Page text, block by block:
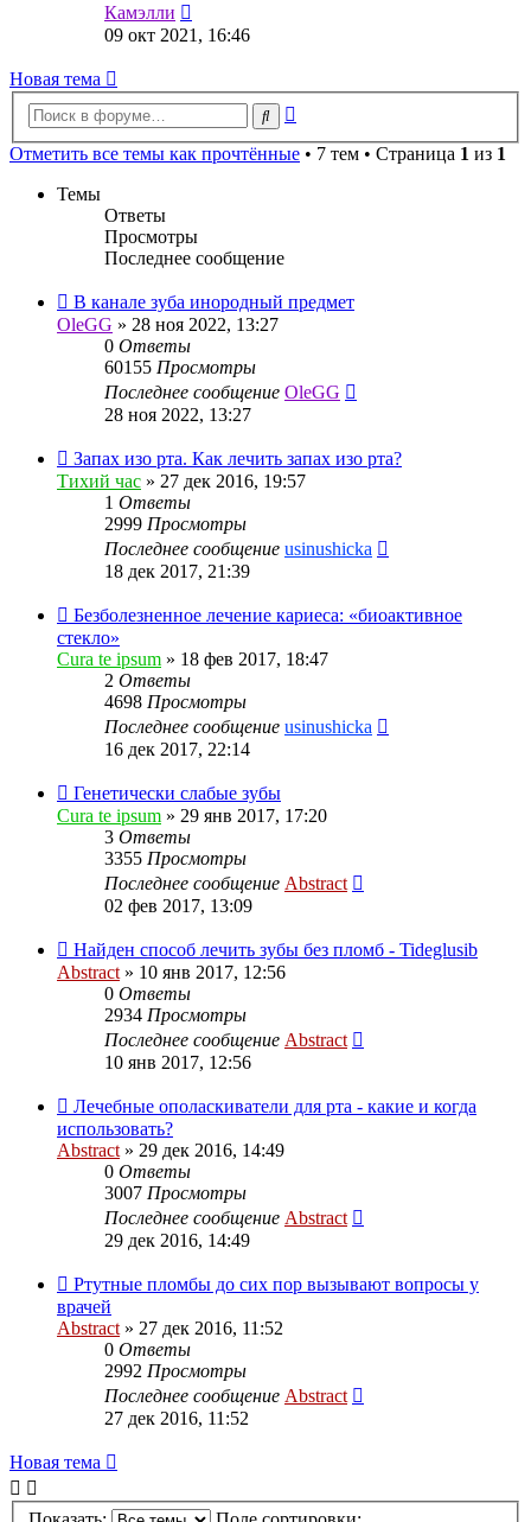
Камэлли
к
последнему
09 окт 2021, 16:46
Новая тема
Поиск
Отметить все темы как прочтённые • 7 тем • Страница 1 из 1
Темы
Ответы
Просмотры
Последнее сообщение
В канале зуба инородный предмет
OleGG » 28 ноя 2022, 13:27
0 Ответы
60155 Просмотры
Последнее сообщение OleGG
28 ноя 2022, 13:27
Запах изо рта. Как лечить запах изо рта?
Тихий час » 27 дек 2016, 19:57
1 Ответы
2999 Просмотры
Последнее сообщение usinushicka
18 дек 2017, 21:39
Безболезненное лечение кариеса: «биоактивное
стекло»
Cura te ipsum » 18 фев 2017, 18:47
2 Ответы
4698 Просмотры
Последнее сообщение usinushicka
16 дек 2017, 22:14
Генетически слабые зубы
Cura te ipsum » 29 янв 2017, 17:20
3 Ответы
3355 Просмотры
Последнее сообщение Abstract
02 фев 2017, 13:09
Найден способ лечить зубы без пломб - Tideglusib
Abstract » 10 янв 2017, 12:56
0 Ответы
2934 Просмотры
Последнее сообщение Abstract
10 янв 2017, 12:56
Лечебные ополаскиватели для рта - какие и когда
использовать?
Abstract » 29 дек 2016, 14:49
0 Ответы
3007 Просмотры
Последнее сообщение Abstract
29 дек 2016, 14:49
Ртутные пломбы до сих пор вызывают вопросы у
врачей
Abstract » 27 дек 2016, 11:52
0 Ответы
2992 Просмотры
Последнее сообщение Abstract
27 дек 2016, 11:52
Новая тема